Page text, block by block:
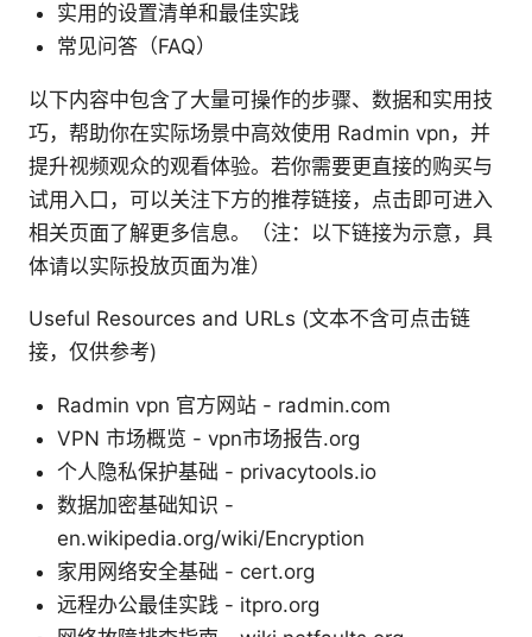
实用的设置清单和最佳实践
常见问答（FAQ）
以下内容中包含了大量可操作的步骤、数据和实用技
巧，帮助你在实际场景中高效使用 Radmin vpn，并
提升视频观众的观看体验。若你需要更直接的购买与
试用入口，可以关注下方的推荐链接，点击即可进入
相关页面了解更多信息。（注：以下链接为示意，具
体请以实际投放页面为准）
Useful Resources and URLs (文本不含可点击链
接，仅供参考)
Radmin vpn 官方网站 - radmin.com
VPN 市场概览 - vpn市场报告.org
个人隐私保护基础 - privacytools.io
数据加密基础知识 -
en.wikipedia.org/wiki/Encryption
家用网络安全基础 - cert.org
远程办公最佳实践 - itpro.org